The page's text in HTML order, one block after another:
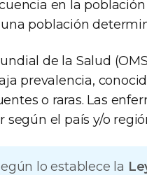
en la
población
de la Salud
prevalencia,
o raras. Las
según el país y/o
lo establece la